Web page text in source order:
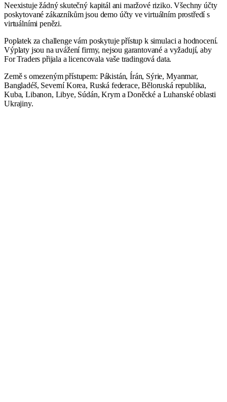
Neexistuje žádný skutečný kapitál ani maržové riziko. Všechny účty
poskytované zákazníkům jsou demo účty ve virtuálním prostředí s
virtuálními penězi.
Poplatek za challenge vám poskytuje přístup k simulaci a hodnocení.
Výplaty jsou na uvážení firmy, nejsou garantované a vyžadují, aby
For Traders přijala a licencovala vaše tradingová data.
Země s omezeným přístupem: Pákistán, Írán, Sýrie, Myanmar,
Bangladéš, Severní Korea, Ruská federace, Běloruská republika,
Kuba, Libanon, Libye, Súdán, Krym a Doněcké a Luhanské oblasti
Ukrajiny.